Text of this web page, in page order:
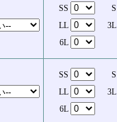
SS S
LL
3L
6L
SS S
LL
3L
6L